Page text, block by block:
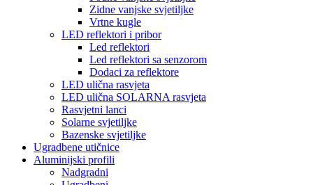
Zidne vanjske svjetiljke
Vrtne kugle
LED reflektori i pribor
Led reflektori
Led reflektori sa senzorom
Dodaci za reflektore
LED ulična rasvjeta
LED ulična SOLARNA rasvjeta
Rasvjetni lanci
Solarne svjetiljke
Bazenske svjetiljke
Ugradbene utičnice
Aluminijski profili
Nadgradni